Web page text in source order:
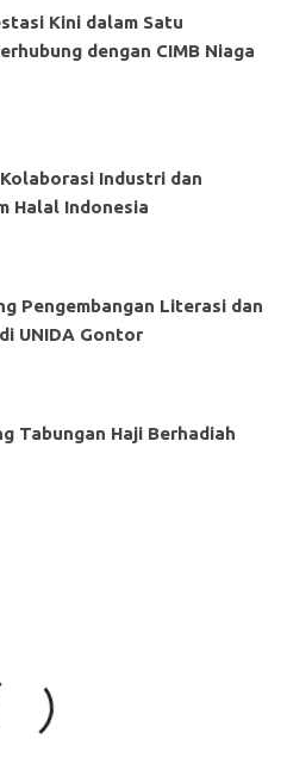
Kini dalam Satu
dengan CIMB Niaga
Industri dan
Halal Indonesia
Pengembangan Literasi dan
UNIDA Gontor
Tabungan Haji Berhadiah